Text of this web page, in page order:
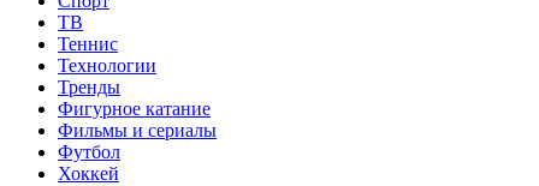
ТВ
Теннис
Технологии
Тренды
Фигурное катание
Фильмы и сериалы
Футбол
Хоккей